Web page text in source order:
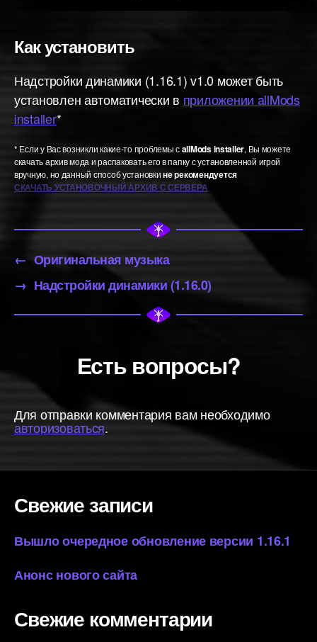
Как установить
Надстройки динамики (1.16.1) v1.0 может быть
установлен автоматически в приложении allMods
installer*
* Если у Вас возникли какие-то проблемы сallMods installer, Вы можете
скачать архив мода и распаковать его в папку с установленной игрой
вручную, но данный способ установкине рекомендуется
СКАЧАТЬ УСТАНОВОЧНЫЙ АРХИВ С СЕРВЕРА
← Оригинальная музыка
→ Надстройки динамики (1.16.0)
Есть вопросы?
Для отправки комментария вам необходимо
авторизоваться.
Свежие записи
Вышло очередное обновление версии 1.16.1
Анонс нового сайта
Свежие комментарии